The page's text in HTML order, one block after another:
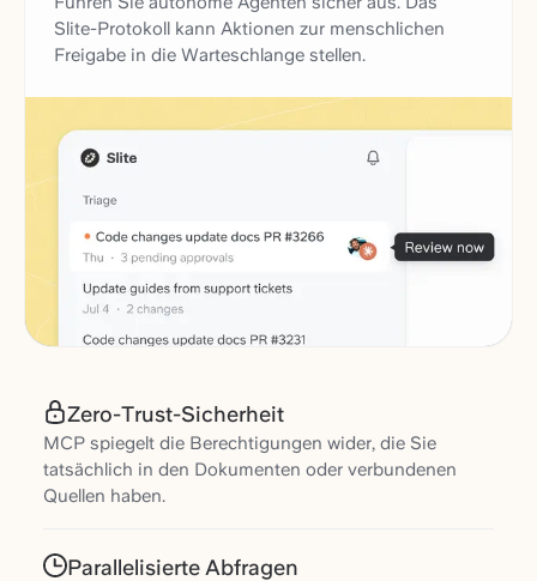
Slite-Protokoll kann Aktionen zur menschlichen
Freigabe in die Warteschlange stellen.
Zero-Trust-Sicherheit
MCP spiegelt die Berechtigungen wider, die Sie
tatsächlich in den Dokumenten oder verbundenen
Quellen haben.
Parallelisierte Abfragen